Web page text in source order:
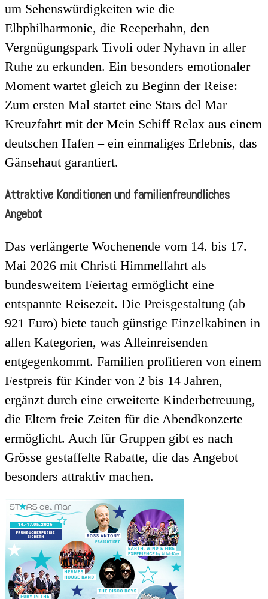
um Sehenswürdigkeiten wie die
Elbphilharmonie, die Reeperbahn, den
Vergnügungspark Tivoli oder Nyhavn in aller
Ruhe zu erkunden. Ein besonders emotionaler
Moment wartet gleich zu Beginn der Reise:
Zum ersten Mal startet eine Stars del Mar
Kreuzfahrt mit der Mein Schiff Relax aus einem
deutschen Hafen – ein einmaliges Erlebnis, das
Gänsehaut garantiert.
Attraktive Konditionen und familienfreundliches
Angebot
Das verlängerte Wochenende vom 14. bis 17.
Mai 2026 mit Christi Himmelfahrt als
bundesweitem Feiertag ermöglicht eine
entspannte Reisezeit. Die Preisgestaltung (ab
921 Euro) biete tauch günstige Einzelkabinen in
allen Kategorien, was Alleinreisenden
entgegenkommt. Familien profitieren von einem
Festpreis für Kinder von 2 bis 14 Jahren,
ergänzt durch eine erweiterte Kinderbetreuung,
die Eltern freie Zeiten für die Abendkonzerte
ermöglicht. Auch für Gruppen gibt es nach
Grösse gestaffelte Rabatte, die das Angebot
besonders attraktiv machen.